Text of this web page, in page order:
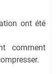
ont été
comment